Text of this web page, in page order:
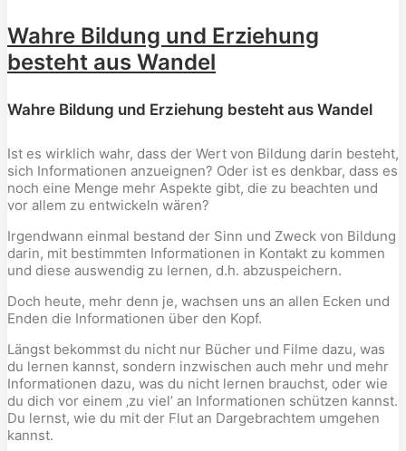
Wahre Bildung und Erziehung
besteht aus Wandel
Wahre Bildung und Erziehung besteht aus Wandel
Ist es wirklich wahr, dass der Wert von Bildung darin besteht,
sich Informationen anzueignen? Oder ist es denkbar, dass es
noch eine Menge mehr Aspekte gibt, die zu beachten und
vor allem zu entwickeln wären?
Irgendwann einmal bestand der Sinn und Zweck von Bildung
darin, mit bestimmten Informationen in Kontakt zu kommen
und diese auswendig zu lernen, d.h. abzuspeichern.
Doch heute, mehr denn je, wachsen uns an allen Ecken und
Enden die Informationen über den Kopf.
Längst bekommst du nicht nur Bücher und Filme dazu, was
du lernen kannst, sondern inzwischen auch mehr und mehr
Informationen dazu, was du nicht lernen brauchst, oder wie
du dich vor einem ‚zu viel’ an Informationen schützen kannst.
Du lernst, wie du mit der Flut an Dargebrachtem umgehen
kannst.